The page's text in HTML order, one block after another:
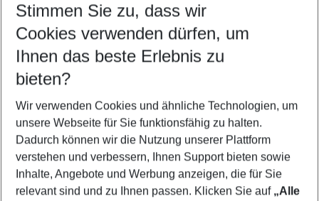
Abflughafen wählen
Beliebiger Abflughafen
Reisezeitraum wählen
11.08.26– 09.08.27 5-8 Nächte
2 Erwachsene Keine Kinder
Mehr Filter anzeigen
Stimmen Sie zu, dass wir
Cookies verwenden dürfen, um
Ihnen das beste Erlebnis zu
bieten?
Wir verwenden Cookies und ähnliche Technologien, um
unsere Webseite für Sie funktionsfähig zu halten.
Dadurch können wir die Nutzung unserer Plattform
verstehen und verbessern, Ihnen Support bieten sowie
Inhalte, Angebote und Werbung anzeigen, die für Sie
relevant sind und zu Ihnen passen. Klicken Sie auf „Alle